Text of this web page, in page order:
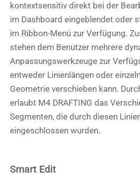
kontextsensitiv direkt bei der
im Dashboard eingeblendet oder
im Ribbon-Menü zur Verfügung.
stehen dem Benutzer mehrere
Anpassungswerkzeuge zur
entweder Linienlängen oder
Geometrie verschieben kann.
erlaubt M4 DRAFTING das
Segmenten, die durch diesen
eingeschlossen wurden.
Smart Edit